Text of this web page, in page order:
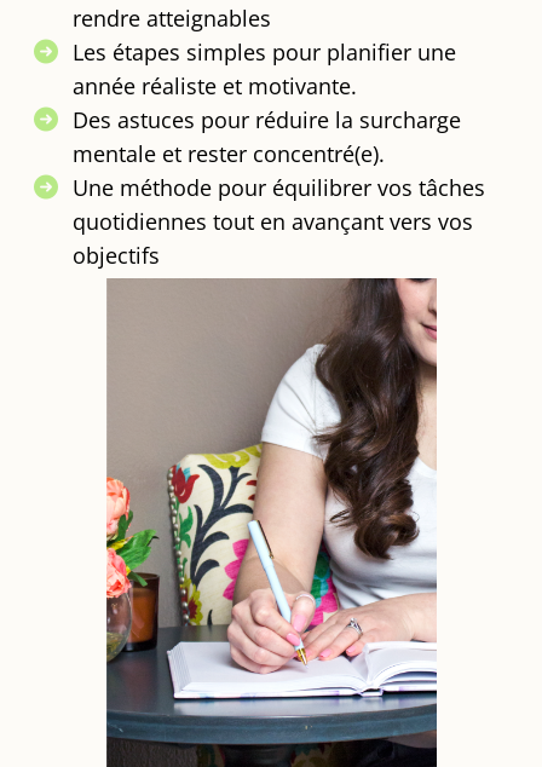
rendre atteignables
Les étapes simples pour planifier une
année réaliste et motivante.
Des astuces pour réduire la surcharge
mentale et rester concentré(e).
Une méthode pour équilibrer vos tâches
quotidiennes tout en avançant vers vos
objectifs